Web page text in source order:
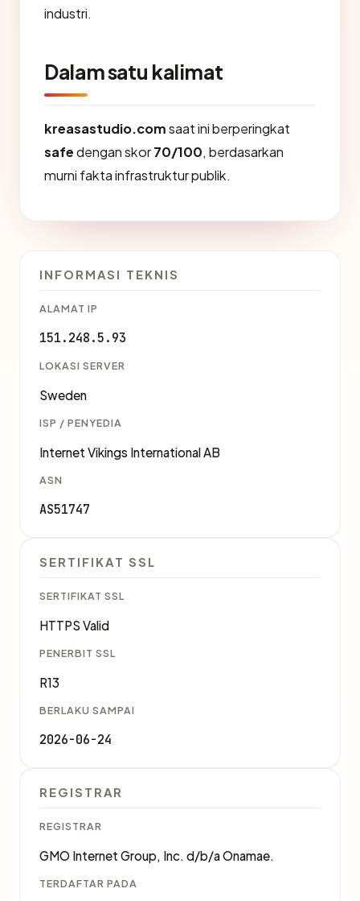
industri.
Dalam satu kalimat
kreasastudio.comsaat ini berperingkat
safedengan skor70/100, berdasarkan
murni fakta infrastruktur publik.
INFORMASI TEKNIS
ALAMAT IP
151.248.5.93
LOKASI SERVER
Sweden
ISP / PENYEDIA
Internet Vikings International AB
ASN
AS51747
SERTIFIKAT SSL
SERTIFIKAT SSL
HTTPS Valid
PENERBIT SSL
R13
BERLAKU SAMPAI
2026-06-24
REGISTRAR
REGISTRAR
GMO Internet Group, Inc. d/b/a Onamae.
TERDAFTAR PADA